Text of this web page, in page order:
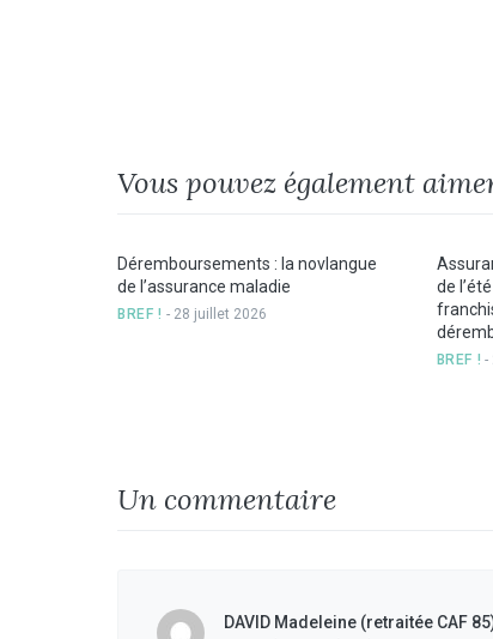
Vous pouvez également
Déremboursements : la novlangue
de l’assurance maladie
BREF ! - 28 juillet 2026
de
BREF ! -
Un commentaire
DAVID Madeleine (retraitée CAF